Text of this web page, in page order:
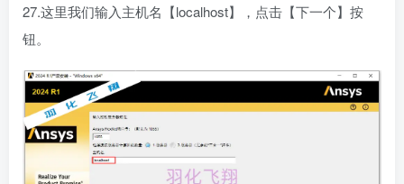
27.这里我们输入主机名【localhost】，点击【下一个】按
钮。